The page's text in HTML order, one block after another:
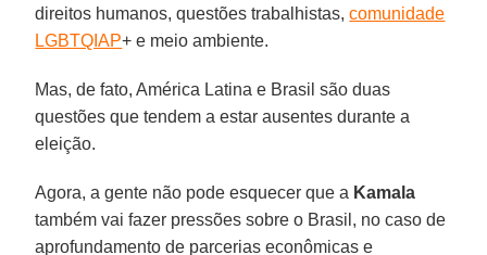
direitos humanos, questões trabalhistas,comunidade
LGBTQIAP+ e meio ambiente.
Mas, de fato, América Latina e Brasil são duas
questões que tendem a estar ausentes durante a
eleição.
Agora, a gente não pode esquecer que a Kamala
também vai fazer pressões sobre o Brasil, no caso de
aprofundamento de parcerias econômicas e